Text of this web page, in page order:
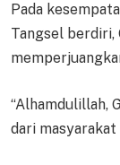
Pada
Tangsel berdiri,
“Alhamdulillah,
dari masyarakat